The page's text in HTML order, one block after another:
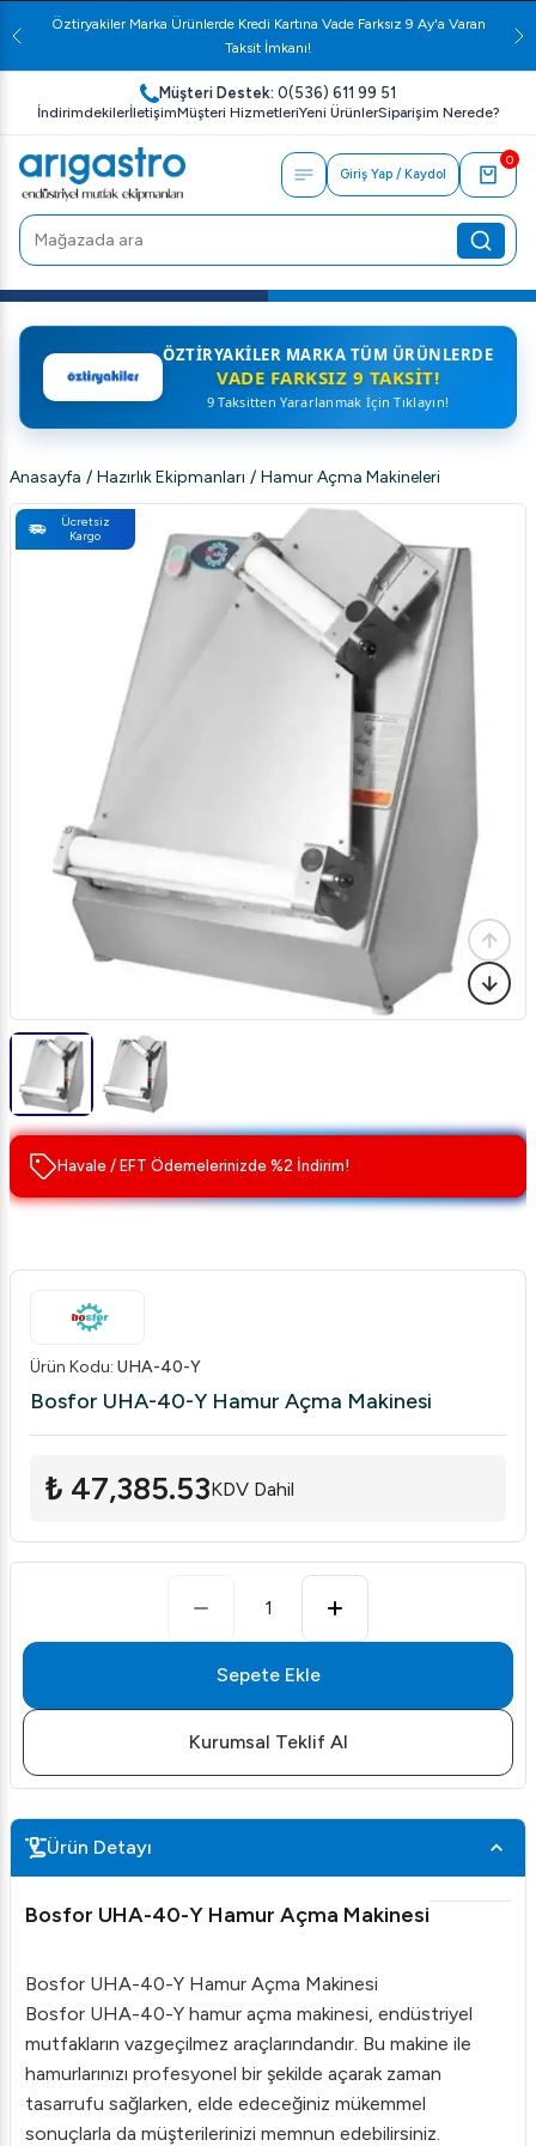
Öztiryakiler Marka Ürünlerde Kredi Kartına Vade Farksız 9 Ay'a Varan
Taksit İmkanı!
Müşteri Destek: 0(536) 611 99 51
İndirimdekilerİletişimMüşteri HizmetleriYeni ÜrünlerSiparişim Nerede?
Giriş Yap / Kaydol
0
ÖZTIRYAKILER MARKA TÜM ÜRÜNLERDE
VADE FARKSIZ 9 TAKSIT!
9 Taksitten Yararlanmak İçin Tıklayın!
Anasayfa / Hazırlık Ekipmanları / Hamur Açma Makineleri
Ücretsiz
Kargo
Havale / EFT Ödemelerinizde %2 İndirim!
Ürün Kodu: UHA-40-Y
Bosfor UHA-40-Y Hamur Açma Makinesi
₺ 47,385.53KDV Dahil
1
Sepete Ekle
Kurumsal Teklif Al
Ürün Detayı
Bosfor UHA-40-Y Hamur Açma Makinesi
Bosfor UHA-40-Y Hamur Açma Makinesi
Bosfor UHA-40-Y hamur açma makinesi, endüstriyel
mutfakların vazgeçilmez araçlarındandır. Bu makine ile
hamurlarınızı profesyonel bir şekilde açarak zaman
tasarrufu sağlarken, elde edeceğiniz mükemmel
sonuçlarla da müşterilerinizi memnun edebilirsiniz.